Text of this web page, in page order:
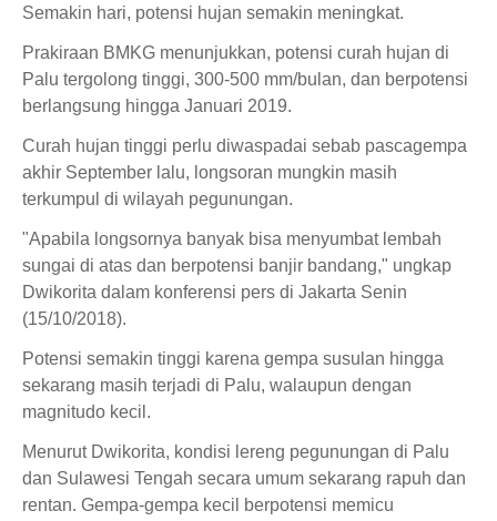
Semakin hari, potensi hujan semakin meningkat.
Prakiraan BMKG menunjukkan, potensi curah hujan di
Palu tergolong tinggi, 300-500 mm/bulan, dan berpotensi
berlangsung hingga Januari 2019.
Curah hujan tinggi perlu diwaspadai sebab pascagempa
akhir September lalu, longsoran mungkin masih
terkumpul di wilayah pegunungan.
"Apabila longsornya banyak bisa menyumbat lembah
sungai di atas dan berpotensi banjir bandang," ungkap
Dwikorita dalam konferensi pers di Jakarta Senin
(15/10/2018).
Potensi semakin tinggi karena gempa susulan hingga
sekarang masih terjadi di Palu, walaupun dengan
magnitudo kecil.
Menurut Dwikorita, kondisi lereng pegunungan di Palu
dan Sulawesi Tengah secara umum sekarang rapuh dan
rentan. Gempa-gempa kecil berpotensi memicu